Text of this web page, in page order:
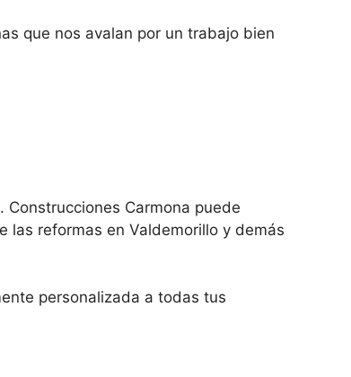
que nos avalan por un trabajo bien
Carmona puede
las reformas en Valdemorillo y demás
personalizada a todas tus